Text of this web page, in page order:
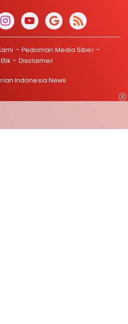
Pedoman Media Siber
Disclaimer
Indonesia News